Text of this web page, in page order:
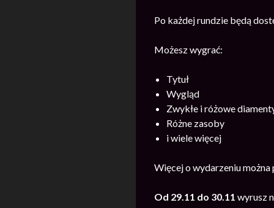
Po każdej rundzie będą
Możesz wygrać:
Tytuł
Wygląd
Zwykłe i różowe
Różne zasoby
i wiele więcej
Więcej o wydarzeniu
Od 29.11 do 30.11 wyrusz